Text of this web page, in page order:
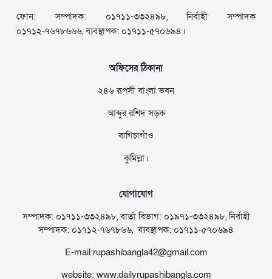
ফোন: সম্পাদক: ০১৭১১-৩৩২৪৯৮, নির্বাহী সম্পাদক
০১৭১২-৭৬৭৮৬৬৬, ব্যবস্থাপক: ০১৭১১-৫৭০৬৯৪।
অফিসের ঠিকানা
২৪৬ রূপসী বাংলা ভবন
আব্দুর রশিদ সড়ক
বাগিচাগাঁও
কুমিল্লা।
যোগাযোগ
সম্পাদক: ০১৭১১-৩৩২৪৯৮, বার্তা বিভাগ: ০১৯৭১-৩৩২৪৯৮, নির্বাহী
সম্পাদক: ০১৭১২-৭৬৭৮৬৬, ব্যবস্থাপক: ০১৭১১-৫৭০৬৯৪
E-mail:rupashibangla42@gmail.com
website: www.dailyrupashibangla.com